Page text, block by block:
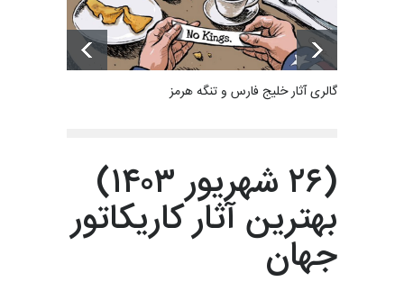
گالری آثار خلیج فارس و تنگه هرمز
(۲۶ شهریور ۱۴۰۳)
بهترین آثار کاریکاتور
جهان